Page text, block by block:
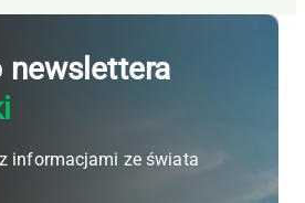
newslettera
informacjami ze świata